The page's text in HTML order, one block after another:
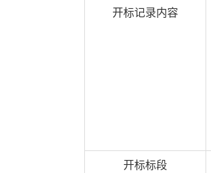
开标记录内容
开标标段